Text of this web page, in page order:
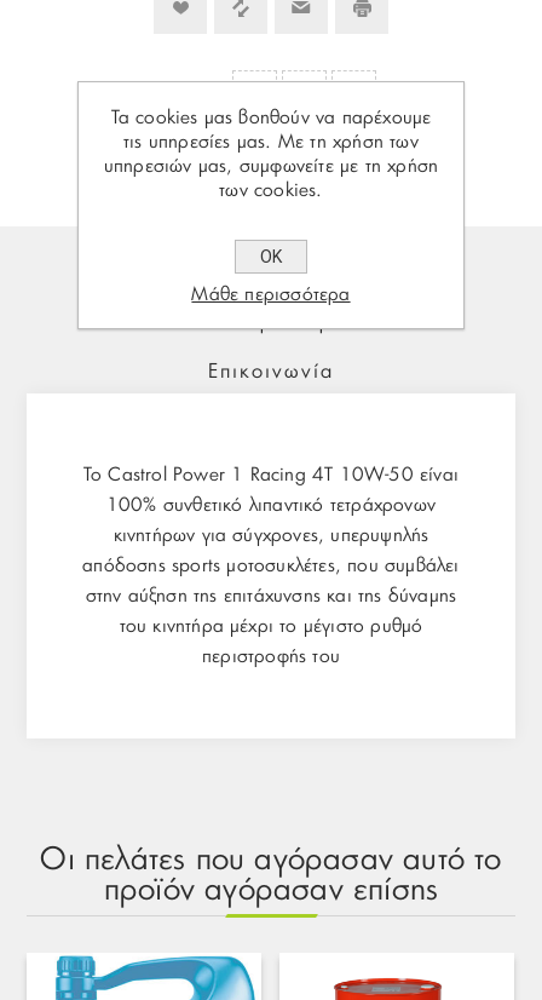
Περιγραφή
Επικοινωνία
Το Castrol Power 1 Racing 4T 10W-50 είναι
100% συνθετικό λιπαντικό τετράχρονων
κινητήρων για σύγχρονες, υπερυψηλής
απόδοσης sports μοτοσυκλέτες, που συμβάλει
στην αύξηση της επιτάχυνσης και της δύναμης
του κινητήρα μέχρι το μέγιστο ρυθμό
περιστροφής του
Οι πελάτες που αγόρασαν αυτό το
προϊόν αγόρασαν επίσης
Τα cookies μας βοηθούν να παρέχουμε
τις υπηρεσίες μας. Με τη χρήση των
υπηρεσιών μας, συμφωνείτε με τη χρήση
των cookies.
ΟΚ
Μάθε περισσότερα